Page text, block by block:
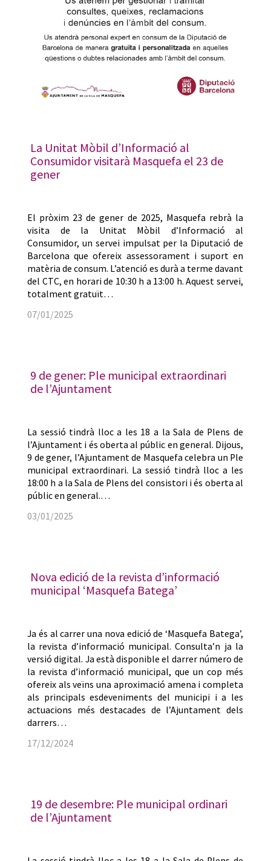
La Unitat Mòbil d’Informació al
Consumidor visitarà Masquefa el 23 de
gener
El pròxim 23 de gener de 2025, Masquefa rebrà la
visita de la Unitat Mòbil d’Informació al
Consumidor, un servei impulsat per la Diputació de
Barcelona que ofereix assessorament i suport en
matèria de consum. L’atenció es durà a terme davant
del CTC, en horari de 10:30 h a 13:00 h. Aquest servei,
totalment gratuït…
07/01/2025
9 de gener: Ple municipal extraordinari
de l’Ajuntament
La sessió tindrà lloc a les 18 a la Sala de Plens de
l’Ajuntament i és oberta al públic en general. Dijous,
9 de gener, l’Ajuntament de Masquefa celebra un Ple
municipal extraordinari. La sessió tindrà lloc a les
18:00 h a la Sala de Plens del consistori i és oberta al
públic en general.…
03/01/2025
Nova edició de la revista d’informació
municipal ‘Masquefa Batega’
Ja és al carrer una nova edició de ‘Masquefa Batega’,
la revista d’informació municipal. Consulta’n ja la
versió digital. Ja està disponible el darrer número de
la revista d’informació municipal, que un cop més
ofereix als veïns una aproximació amena i completa
als principals esdeveniments del municipi i a les
actuacions més destacades de l’Ajuntament dels
darrers…
17/12/2024
19 de desembre: Ple municipal ordinari
de l’Ajuntament